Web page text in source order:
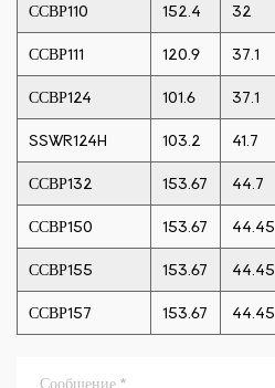
ССВР110 152.4 32
ССВР111 120.9 37.1
ССВР124 101.6 37.1
SSWR124H 103.2 41.7
ССВР132 153.67 44.7
ССВР150 153.67 44.45
ССВР155 153.67 44.45
ССВР157 153.67 44.45